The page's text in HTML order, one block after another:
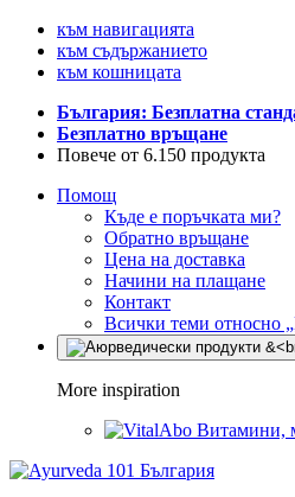
към навигацията
към съдържанието
към кошницата
България: Безплатна
Безплатно връщане
Повече от 6.150 продукта
Помощ
Къде е поръчката ми?
Обратно връщане
Цена на доставка
Начини на плащане
Контакт
Всички теми относно
More inspiration
Витамини,